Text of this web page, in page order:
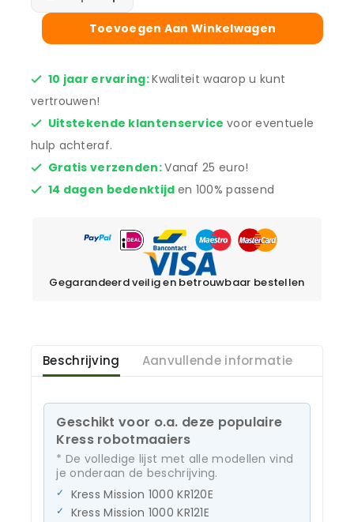
Toevoegen Aan Winkelwagen
10 jaar ervaring:Kwaliteit waarop u kunt
vertrouwen!
Uitstekende klantenservice voor eventuele
hulp achteraf.
Gratis verzenden:Vanaf 25 euro!
14 dagen bedenktijd en 100% passend
Gegarandeerd veilig en betrouwbaar bestellen
Beschrijving Aanvullende informatie
Geschikt voor o.a. deze populaire
Kress robotmaaiers
* De volledige lijst met alle modellen vind
je onderaan de beschrijving.
Kress Mission 1000 KR120E
Kress Mission 1000 KR121E